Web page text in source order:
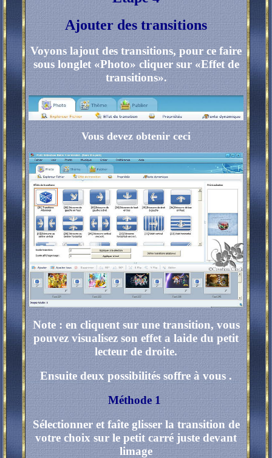
Ajouter des transitions
Voyons lajout des transitions, pour ce faire
sous longlet «Photo» cliquer sur «Effet de
transitions».
Vous devez obtenir ceci
Note : en cliquent sur une transition, vous
pouvez visualisez son effet a laide du petit
lecteur de droite.
Ensuite deux possibilités soffre à vous .
Méthode 1
Sélectionner et faîte glisser la transition de
votre choix sur le petit carré juste devant
limage